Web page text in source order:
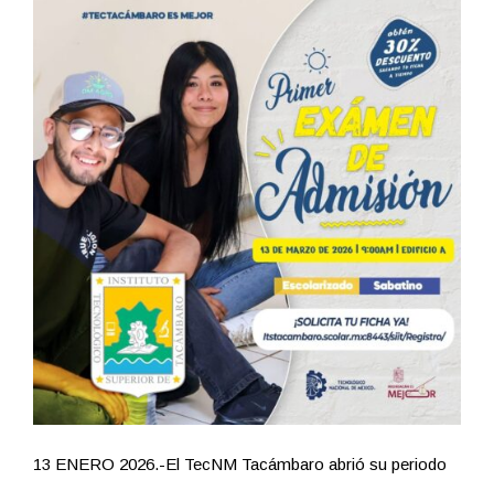
13 ENERO 2026.-El TecNM Tacámbaro abrió su periodo